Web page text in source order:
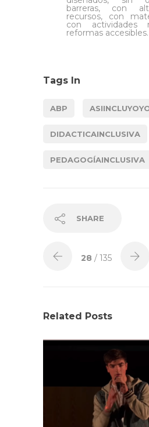
barreras, con
recursos, con
con actividades
reformas accesibles.
Tags In
ABP
DIDACTICAINCLUSIVA
PEDAGOGÍAINCLUSIVA
SHARE
28 / 135
Related Posts